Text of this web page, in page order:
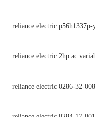
reliance electric
reliance electric 2hp ac
reliance electric 0286-32-